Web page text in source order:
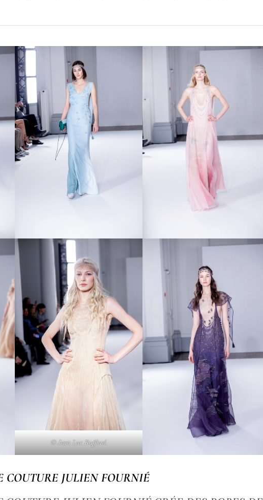
© Jean Luc Ruffinel.
COUTURE JULIEN FOURNIÉ